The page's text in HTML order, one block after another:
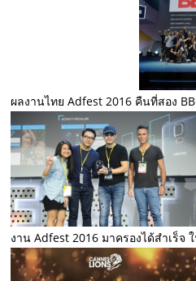
ผลงานไทย Adfest 2016 คืนที่สอง
งาน Adfest 2016 มาครองได้สำเร็จ